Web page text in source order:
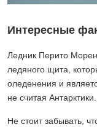
Интересные
Ледник Перито
ледяного щита,
оледенения и
не считая Антарктики.
Не стоит забывать,